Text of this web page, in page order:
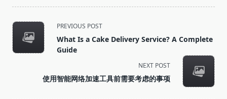
<span
class="nav-
subtitle
text">Page</span>
PREVIOUS POST
What Is a Cake Delivery Service? A Complete
Guide
NEXT POST
使用智能网络加速工具前需要考虑的事项